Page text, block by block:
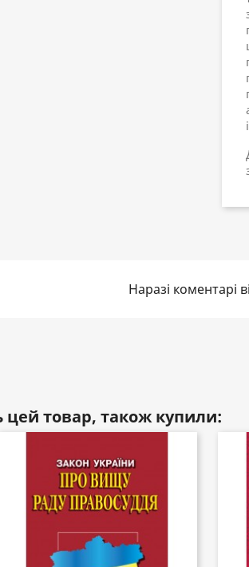
Наразі коментарі
цей товар, також купили: